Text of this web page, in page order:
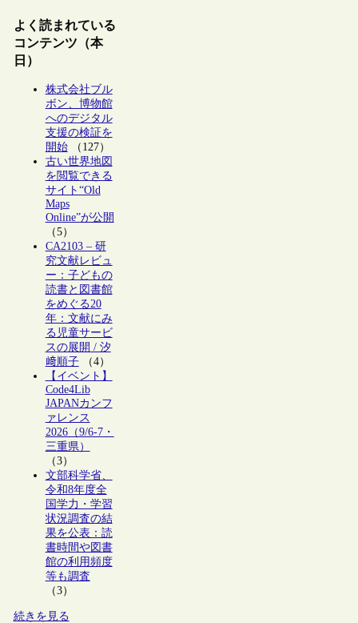
よく読まれている
コンテンツ（本
日）
株式会社ブル
ボン、博物館
へのデジタル
支援の検証を
開始（127）
古い世界地図
を閲覧できる
サイト“Old
Maps
Online”が公開
（5）
CA2103 – 研
究文献レビュ
ー：子どもの
読書と図書館
をめぐる20
年：文献にみ
る児童サービ
スの展開 / 汐
﨑順子（4）
【イベント】
Code4Lib
JAPANカンフ
ァレンス
2026（9/6-7・
三重県）
（3）
文部科学省、
令和8年度全
国学力・学習
状況調査の結
果を公表：読
書時間や図書
館の利用頻度
等も調査
（3）
続きを見る